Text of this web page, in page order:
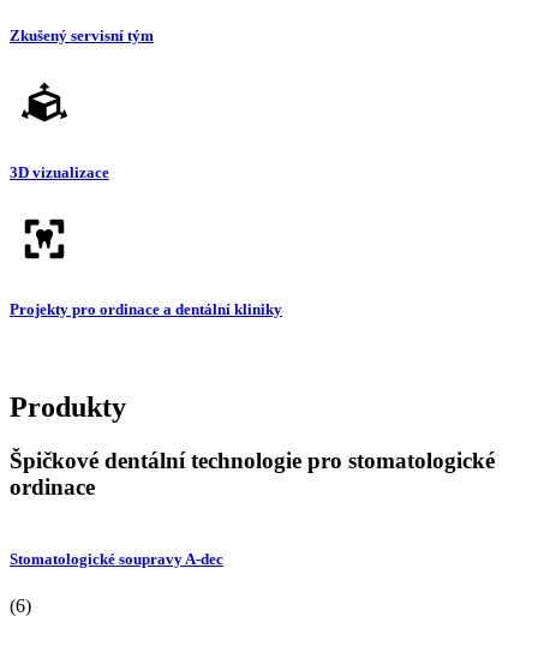
Zkušený servisní tým
3D vizualizace
Projekty pro ordinace a dentální kliniky
Produkty
Špičkové dentální technologie pro stomatologické
ordinace
Stomatologické soupravy A-dec
(6)